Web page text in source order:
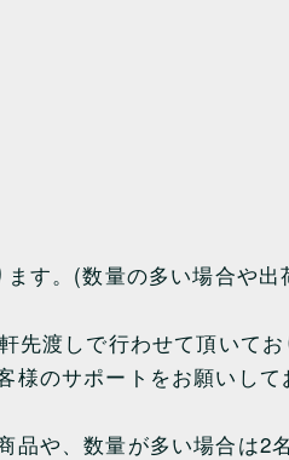
す。(数量の多い場合や出
渡しで行わせて頂いてお
のサポートをお願いして
品や、数量が多い場合は2